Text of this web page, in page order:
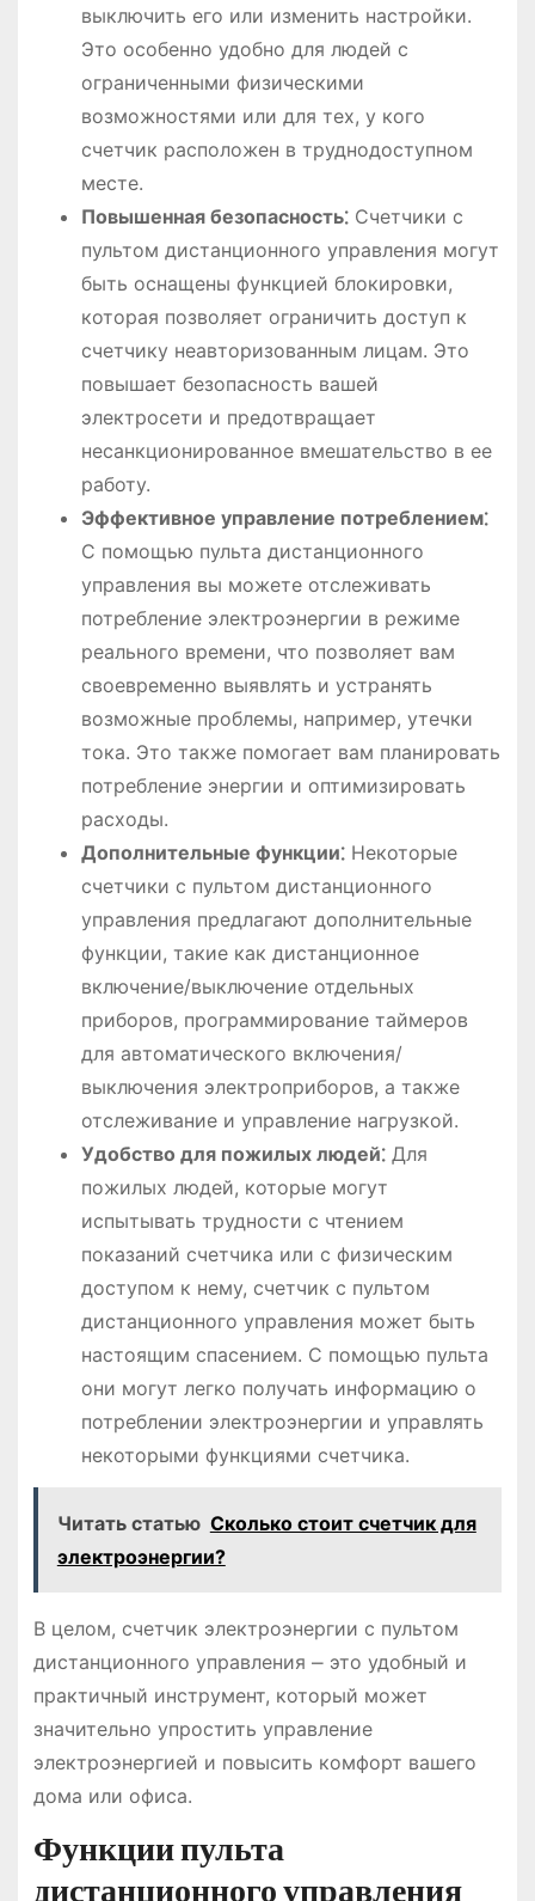
выключить его или изменить настройки.
Это особенно удобно для людей с
ограниченными физическими
возможностями или для тех, у кого
счетчик расположен в труднодоступном
месте.
Повышенная безопасность⁚Счетчики с
пультом дистанционного управления могут
быть оснащены функцией блокировки,
которая позволяет ограничить доступ к
счетчику неавторизованным лицам. Это
повышает безопасность вашей
электросети и предотвращает
несанкционированное вмешательство в ее
работу.
Эффективное управление потреблением⁚
С помощью пульта дистанционного
управления вы можете отслеживать
потребление электроэнергии в режиме
реального времени, что позволяет вам
своевременно выявлять и устранять
возможные проблемы, например, утечки
тока. Это также помогает вам планировать
потребление энергии и оптимизировать
расходы.
Дополнительные функции⁚Некоторые
счетчики с пультом дистанционного
управления предлагают дополнительные
функции, такие как дистанционное
включение/выключение отдельных
приборов, программирование таймеров
для автоматического включения/
выключения электроприборов, а также
отслеживание и управление нагрузкой.
Удобство для пожилых людей⁚Для
пожилых людей, которые могут
испытывать трудности с чтением
показаний счетчика или с физическим
доступом к нему, счетчик с пультом
дистанционного управления может быть
настоящим спасением. С помощью пульта
они могут легко получать информацию о
потреблении электроэнергии и управлять
некоторыми функциями счетчика.
Читать статью Сколько стоит счетчик для
электроэнергии?
В целом, счетчик электроэнергии с пультом
дистанционного управления ⎼ это удобный и
практичный инструмент, который может
значительно упростить управление
электроэнергией и повысить комфорт вашего
дома или офиса.
Функции пульта
дистанционного управления